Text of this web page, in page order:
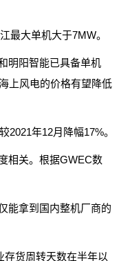
最大单机大于7MW。
明阳智能已具备单机
上风电的价格有望降低
年12月降幅17%。
相关。根据GWEC数
能拿到国内整机厂商的
货周转天数在半年以